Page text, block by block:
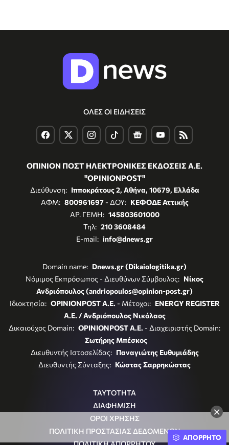
×
ΟΛΕΣ ΟΙ ΕΙΔΗΣΕΙΣ
ΟΠΙΝΙΟΝ ΠΟΣΤ ΗΛΕΚΤΡΟΝΙΚΕΣ ΕΚΔΟΣΕΙΣ Α.Ε.
"OPINIONPOST"
Διεύθυνση: Ιπποκράτους 2, Αθήνα, 10679, Ελλάδα
ΑΦΜ: 800961697- ΔΟΥ: ΚΕΦΟΔΕ Αττικής
ΑΡ. ΓΕΜΗ: 145803601000
Τηλ: 210 3608484
E-mail: info@dnews.gr
Domain name: Dnews.gr (Dikaiologitika.gr)
Νόμιμος Εκπρόσωπος - Διευθύνων Σύμβουλος: Νίκος
Ανδριόπουλος (andriopoulos@opinion-post.gr)
Ιδιοκτησία: OPINIONPOST A.E. - Μέτοχοι: ENERGY REGISTER
Α.Ε. / Ανδριόπουλος Νικόλαος
Δικαιούχος Domain: OPINIONPOST A.E. - Διαχειριστής Domain:
Σωτήρης Μπέσκος
Διευθυντής Ιστοσελίδας: Παναγιώτης Ευθυμιάδης
Διευθυντής Σύνταξης: Κώστας Σαρρηκώστας
ΤΑΥΤΟΤΗΤΑ
ΔΙΑΦΗΜΙΣΗ
ΟΡΟΙ ΧΡΗΣΗΣ
ΠΟΛΙΤΙΚΗ ΠΡΟΣΤΑΣΙΑΣ ΔΕΔΟΜΕΝΩΝ
ΑΠΟΡΡΗΤΟ